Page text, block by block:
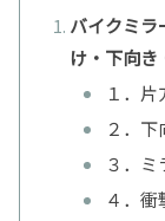
バイクミラ
け・下向
１．
２．
３．
４．